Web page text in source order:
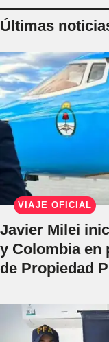
Últimas
VIAJE OFICIAL
Javier Milei
y Colombia en
de Propiedad